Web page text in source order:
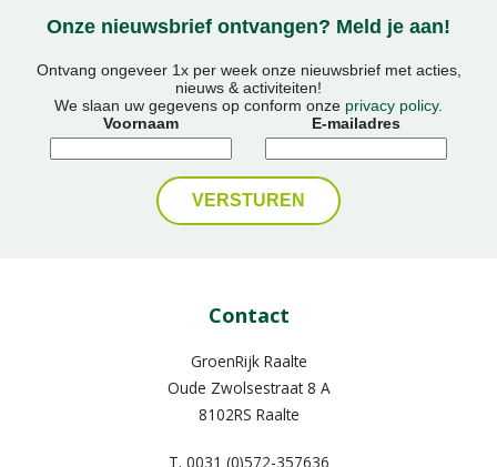
Onze nieuwsbrief ontvangen? Meld je aan!
Ontvang ongeveer 1x per week onze nieuwsbrief met acties,
nieuws & activiteiten!
We slaan uw gegevens op conform onze privacy policy.
Voornaam
E-mailadres
Contact
GroenRijk Raalte
Oude Zwolsestraat 8 A
8102RS Raalte
T. 0031 (0)572-357636